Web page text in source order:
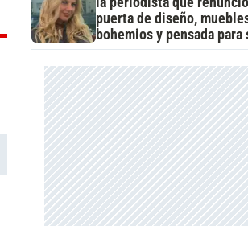
puerta de diseño,
bohemios y pensada para